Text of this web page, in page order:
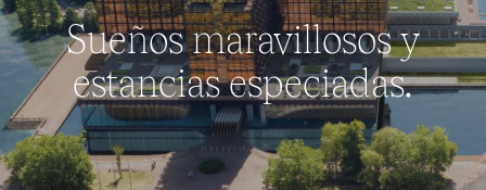
Sueños maravillosos y
estancias especiadas.